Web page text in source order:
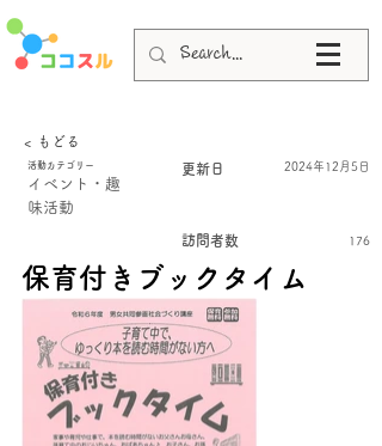
< もどる
活動カテゴリー
イベント・趣
味活動
更新日 2024年12月5日
訪問者数 176
保育付きブックタイム